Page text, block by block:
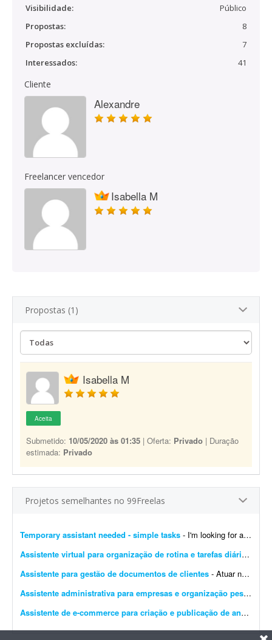
Visibilidade:
Público
Propostas:
8
Propostas excluídas:
7
Interessados:
41
Cliente
Alexandre
Freelancer vencedor
Isabella M
Propostas (1)
Isabella M
Aceita
Submetido: 10/05/2020 às 01:35 | Oferta: Privado | Duração
estimada: Privado
Projetos semelhantes no 99Freelas
Temporary assistant needed - simple tasks - I'm looking for a reliable person to help with a short-term project involving simple tasks. No previous experience or special skills are required. Clear instructions will be provided, and the...
Assistente virtual para organização de rotina e tarefas diárias
Assistente para gestão de documentos de clientes - Atuar no acompanhamento e gestão de documentos enviados por clientes do escritório, garantindo organização, padronização e controle eficiente dos arquivos:...
Assistente administrativa para empresas e organização pessoal
Assistente de e-commerce para criação e publicação de anúncios (1 semana)